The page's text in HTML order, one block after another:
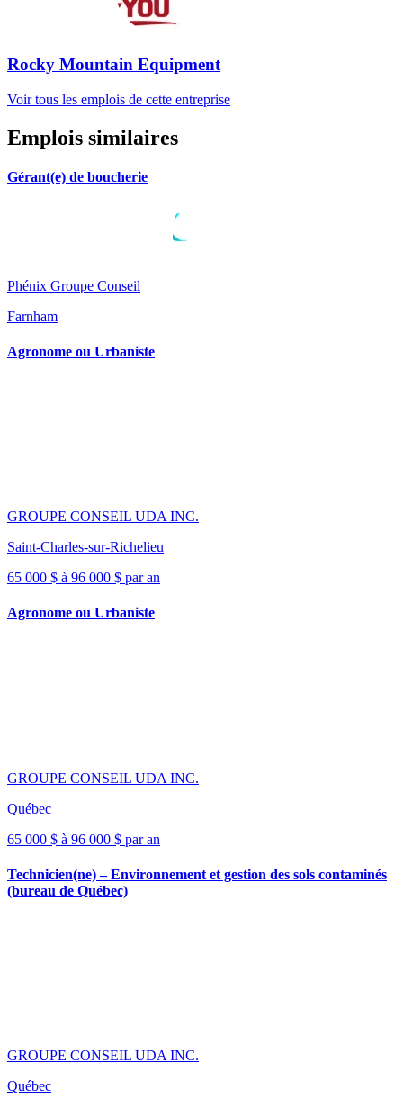
Rocky Mountain Equipment
Voir tous les emplois de cette entreprise
Emplois similaires
Gérant(e) de boucherie
Phénix Groupe Conseil
Farnham
Agronome ou Urbaniste
GROUPE CONSEIL UDA INC.
Saint-Charles-sur-Richelieu
65 000 $ à 96 000 $ par an
Agronome ou Urbaniste
GROUPE CONSEIL UDA INC.
Québec
65 000 $ à 96 000 $ par an
Technicien(ne) – Environnement et gestion des sols contaminés
(bureau de Québec)
GROUPE CONSEIL UDA INC.
Québec